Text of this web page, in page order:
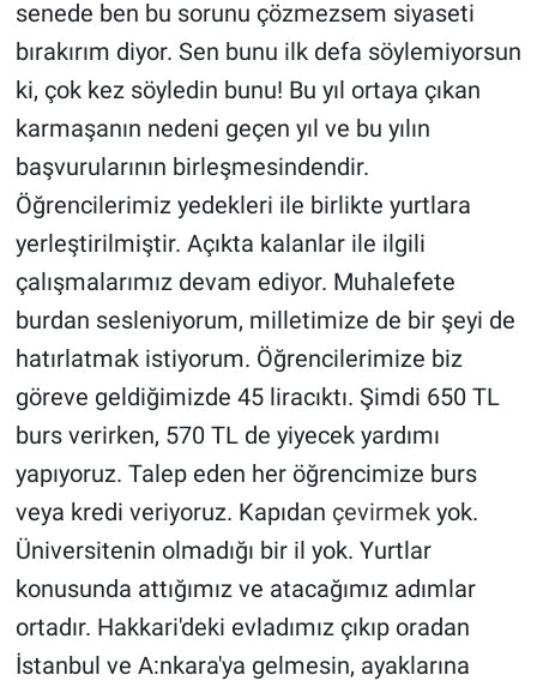
senede ben bu sorunu çözmezsem siyaseti
bırakırım diyor. Sen bunu ilk defa söylemiyorsun
ki, çok kez söyledin bunu! Bu yıl ortaya çıkan
karmaşanın nedeni geçen yıl ve bu yılın
başvurularının birleşmesindendir.
Öğrencilerimiz yedekleri ile birlikte yurtlara
yerleştirilmiştir. Açıkta kalanlar ile ilgili
çalışmalarımız devam ediyor. Muhalefete
burdan sesleniyorum, milletimize de bir şeyi de
hatırlatmak istiyorum. Öğrencilerimize biz
göreve geldiğimizde 45 liracıktı. Şimdi 650 TL
burs verirken, 570 TL de yiyecek yardımı
yapıyoruz. Talep eden her öğrencimize burs
veya kredi veriyoruz. Kapıdan çevirmekyok.
Üniversitenin olmadığı bir il yok. Yurtlar
konusunda attığımız ve atacağımız adımlar
ortadır. Hakkari'deki evladımız çıkıp oradan
İstanbul ve A:nkara'ya gelmesin, ayaklarına